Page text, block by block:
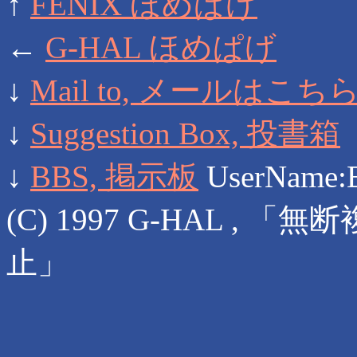
← G-HAL ほめぱげ
↓ Mail to, メールはこち
↓ Suggestion Box, 投書箱
↓ BBS, 掲示板
(C) 1997 G-HAL , 「無
止」